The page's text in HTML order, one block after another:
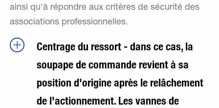
ainsi qu'à répondre aux critères de sécurité des
associations professionnelles.
Centrage du ressort - dans ce cas, la
soupape de commande revient à sa
position d'origine après le relâchement
de l'actionnement. Les vannes de